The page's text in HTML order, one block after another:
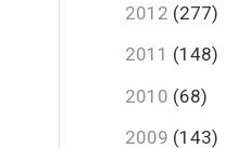
2012 (277)
2011 (148)
2010 (68)
2009 (143)